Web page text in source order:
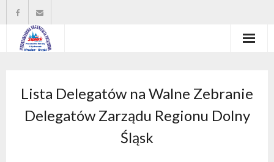
Władze organizacji
O nas
Lista Delegatów na Walne Zebranie
Delegatów Zarządu Regionu Dolny
Śląsk